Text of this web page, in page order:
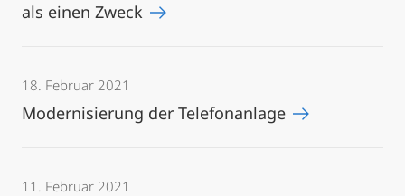
als einen Zweck
18. Februar 2021
Modernisierung der Telefonanlage
11. Februar 2021